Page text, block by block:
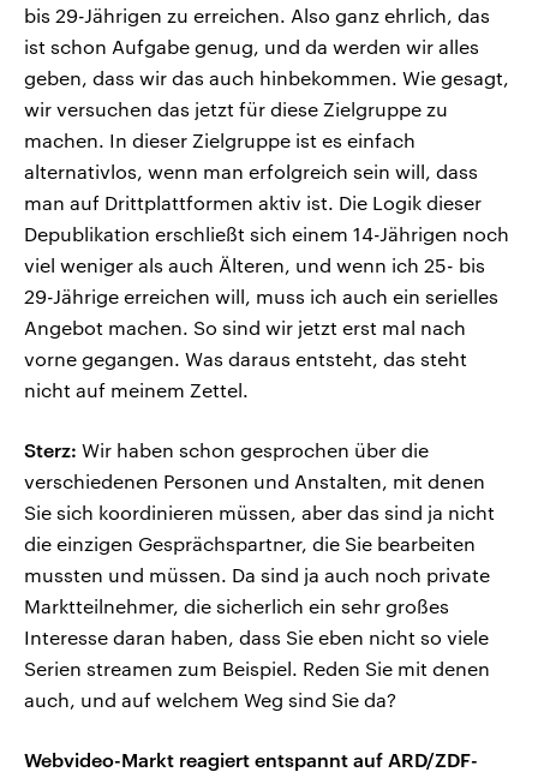
bis 29-Jährigen zu erreichen. Also ganz ehrlich, das
ist schon Aufgabe genug, und da werden wir alles
geben, dass wir das auch hinbekommen. Wie gesagt,
wir versuchen das jetzt für diese Zielgruppe zu
machen. In dieser Zielgruppe ist es einfach
alternativlos, wenn man erfolgreich sein will, dass
man auf Drittplattformen aktiv ist. Die Logik dieser
Depublikation erschließt sich einem 14-Jährigen noch
viel weniger als auch Älteren, und wenn ich 25- bis
29-Jährige erreichen will, muss ich auch ein serielles
Angebot machen. So sind wir jetzt erst mal nach
vorne gegangen. Was daraus entsteht, das steht
nicht auf meinem Zettel.
Sterz: Wir haben schon gesprochen über die
verschiedenen Personen und Anstalten, mit denen
Sie sich koordinieren müssen, aber das sind ja nicht
die einzigen Gesprächspartner, die Sie bearbeiten
mussten und müssen. Da sind ja auch noch private
Marktteilnehmer, die sicherlich ein sehr großes
Interesse daran haben, dass Sie eben nicht so viele
Serien streamen zum Beispiel. Reden Sie mit denen
auch, und auf welchem Weg sind Sie da?
Webvideo-Markt reagiert entspannt auf ARD/ZDF-